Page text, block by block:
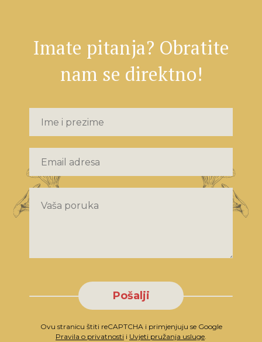
Imate pitanja? Obratite
nam se direktno!
Pošalji
Ovu stranicu štiti reCAPTCHA i primjenjuju se Google
Pravila o privatnosti i Uvjeti pružanja usluge.